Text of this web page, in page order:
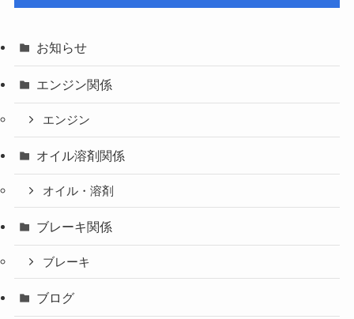
お知らせ
エンジン関係
エンジン
オイル溶剤関係
オイル・溶剤
ブレーキ関係
ブレーキ
ブログ